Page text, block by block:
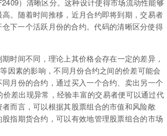
）清晰区分。这种设计使得市场流动性能够
。随着时间推移，近月合约即将到期，交易者
下一个活跃月份的合约。代码的清晰区分使得
时间不同，理论上其价格会存在一定的差异，
因素的影响，不同月份合约之间的价差可能会
月份的合约，通过买入一个合约、卖出另一个
差出现异常，经验丰富的交易者便可以通过代
而言，可以根据其股票组合的市值和风险敞
指期货合约，可以有效地管理股票组合的市场